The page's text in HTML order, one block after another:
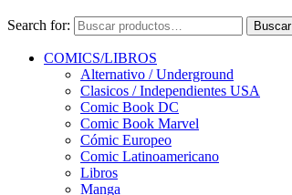
Search for: Buscar
COMICS/LIBROS
Alternativo / Underground
Clasicos / Independientes USA
Comic Book DC
Comic Book Marvel
Cómic Europeo
Comic Latinoamericano
Libros
Manga